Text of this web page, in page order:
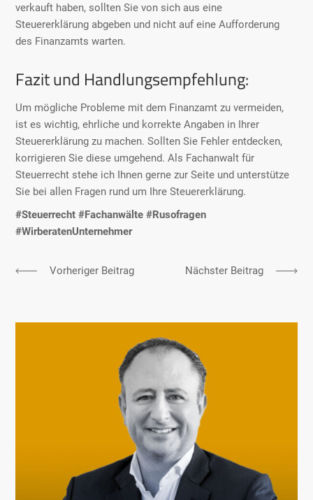
verkauft haben, sollten Sie von sich aus eine
Steuererklärung abgeben und nicht auf eine Aufforderung
des Finanzamts warten.
Fazit und Handlungsempfehlung:
Um mögliche Probleme mit dem Finanzamt zu vermeiden,
ist es wichtig, ehrliche und korrekte Angaben in Ihrer
Steuererklärung zu machen. Sollten Sie Fehler entdecken,
korrigieren Sie diese umgehend. Als Fachanwalt für
Steuerrecht stehe ich Ihnen gerne zur Seite und unterstütze
Sie bei allen Fragen rund um Ihre Steuererklärung.
#Steuerrecht #Fachanwälte #Rusofragen
#WirberatenUnternehmer
Vorheriger Beitrag Nächster Beitrag